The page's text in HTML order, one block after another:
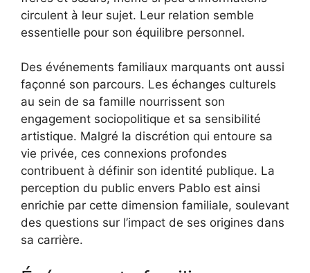
circulent à leur sujet. Leur relation semble
essentielle pour son équilibre personnel.
Des événements familiaux marquants ont aussi
façonné son parcours. Les échanges culturels
au sein de sa famille nourrissent son
engagement sociopolitique et sa sensibilité
artistique. Malgré la discrétion qui entoure sa
vie privée, ces connexions profondes
contribuent à définir son identité publique. La
perception du public envers Pablo est ainsi
enrichie par cette dimension familiale, soulevant
des questions sur l’impact de ses origines dans
sa carrière.